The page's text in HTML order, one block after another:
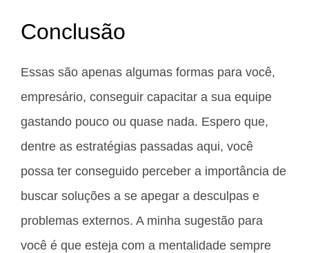
Conclusão
Essas são apenas algumas formas para você,
empresário, conseguir capacitar a sua equipe
gastando pouco ou quase nada. Espero que,
dentre as estratégias passadas aqui, você
possa ter conseguido perceber a importância de
buscar soluções a se apegar a desculpas e
problemas externos. A minha sugestão para
você é que esteja com a mentalidade sempre